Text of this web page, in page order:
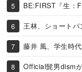
BE:FIRST『生：
王林、ショート
藤井 風、学生時
Official髭男dism